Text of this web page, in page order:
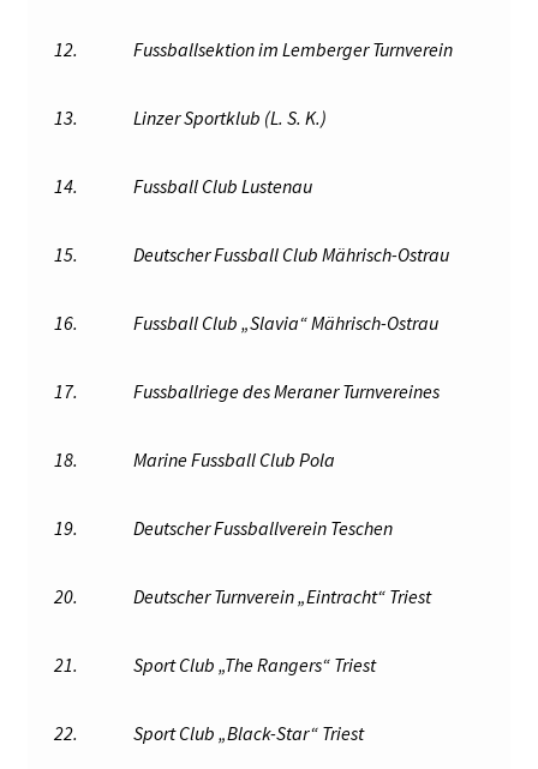
12. Fussballsektion im Lemberger Turnverein
13. Linzer Sportklub (L. S. K.)
14. Fussball Club Lustenau
15. Deutscher Fussball Club Mährisch-Ostrau
16. Fussball Club „Slavia“ Mährisch-Ostrau
17. Fussballriege des Meraner Turnvereines
18. Marine Fussball Club Pola
19. Deutscher Fussballverein Teschen
20. Deutscher Turnverein „Eintracht“ Triest
21. Sport Club „The Rangers“ Triest
22. Sport Club „Black-Star“ Triest